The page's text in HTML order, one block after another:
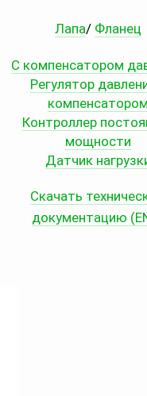
Лапа/ Фланец
С компенсатором
Регулятор
Контроллер
мощности
Датчик
Скачать
документацию